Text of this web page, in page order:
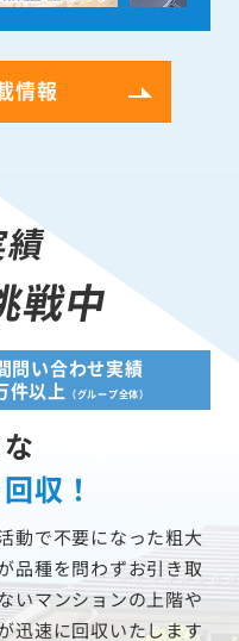
情報
績
戦中
問い合わせ実績
件以上
（グループ全体）
収！
動で不要になった粗大
品種を問わずお引き取
いマンションの上階や
迅速に回収いたします